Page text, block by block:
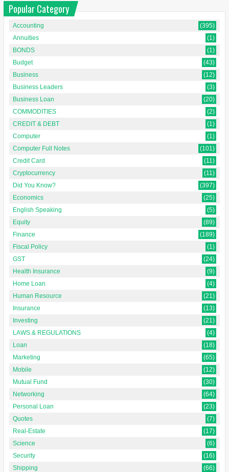
Popular Category
Accounting
(395)
Annuities
(1)
BONDS
(1)
Budget
(43)
Business
(12)
Business Leaders
(3)
Business Loan
(20)
COMMODITIES
(2)
CREDIT & DEBT
(1)
Computer
(1)
Computer Full Notes
(101)
Credit Card
(11)
Cryptocurrency
(11)
Did You Know?
(397)
Economics
(25)
English Speaking
(5)
Equity
(89)
Finance
(189)
Fiscal Policy
(1)
GST
(24)
Health Insurance
(9)
Home Loan
(4)
Human Resource
(21)
Insurance
(13)
Investing
(21)
LAWS & REGULATIONS
(4)
Loan
(18)
Marketing
(65)
Mobile
(12)
Mutual Fund
(30)
Networking
(64)
Personal Loan
(23)
Quotes
(7)
Real-Estate
(17)
Science
(6)
Security
(16)
Shipping
(66)